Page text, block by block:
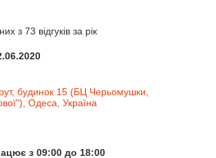
з 73 відгуків за рік
будинок 15 (БЦ Черьомушки,
Одеса, Україна
з 09:00 до 18:00